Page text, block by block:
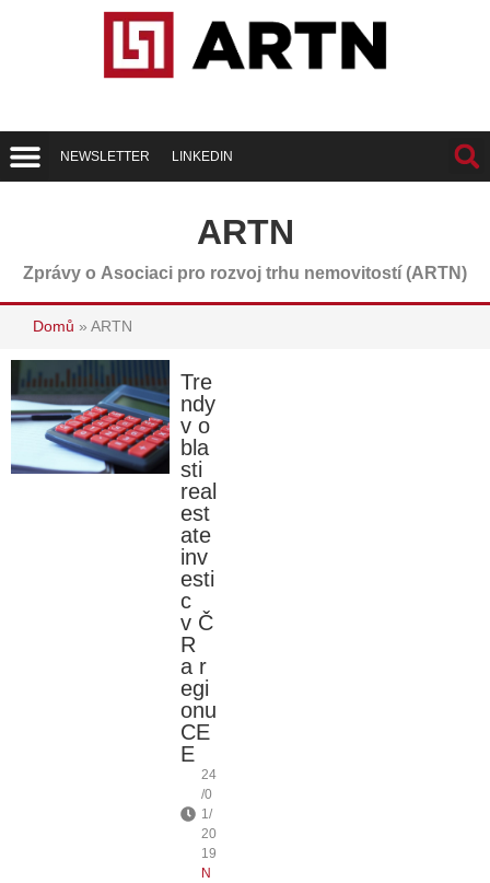
NEWSLETTER LINKEDIN
ARTN
Zprávy o Asociaci pro rozvoj trhu nemovitostí (ARTN)
Domů » ARTN
Tre
ndy
v o
bla
sti
real
est
ate
inv
esti
c
v Č
R
a r
egi
onu
CE
E
24
/0
1/
20
19
N